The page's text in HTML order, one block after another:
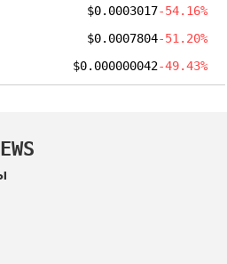
$0.0003017-54.16%
$0.0007804-51.20%
$0.000000042-49.43%